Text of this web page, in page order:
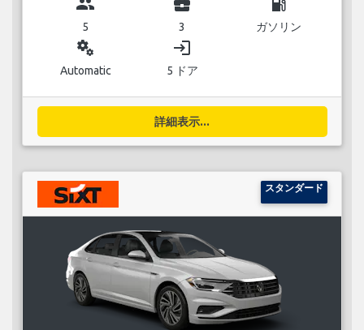
5 3 ガソリン
miscellaneous_services
Automatic
login
5 ドア
詳細表示...
スタンダード